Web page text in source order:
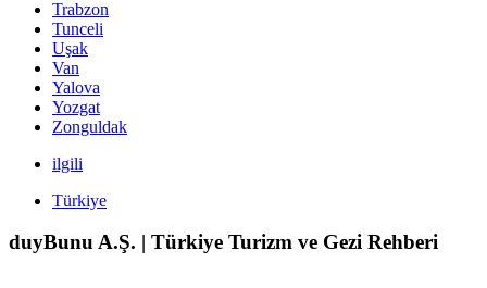
Trabzon
Tunceli
Uşak
Van
Yalova
Yozgat
Zonguldak
ilgili
Türkiye
duyBunu A.Ş. | Türkiye Turizm ve Gezi Rehberi